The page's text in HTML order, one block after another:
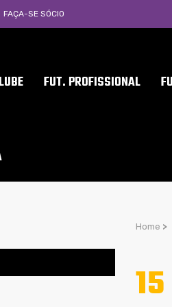
FAÇA-SE SÓCIO
FUT. PROFISSIONAL
Home >